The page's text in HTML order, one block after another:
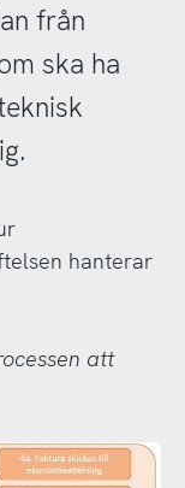
från
ska ha
hanterar
att